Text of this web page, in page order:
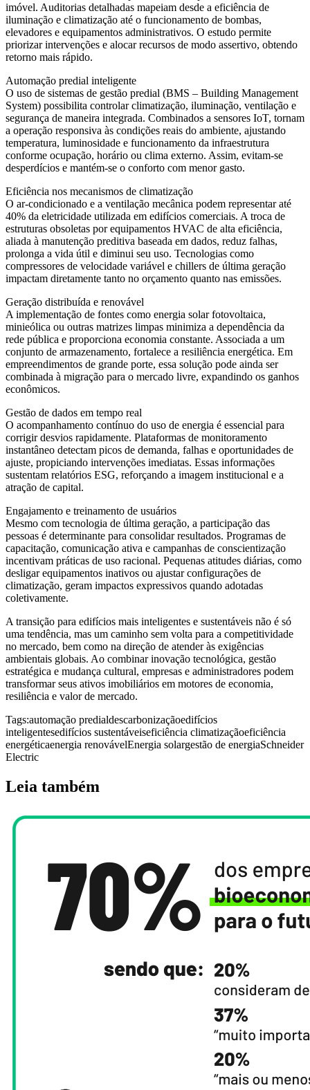
imóvel. Auditorias detalhadas mapeiam desde a eficiência de
iluminação e climatização até o funcionamento de bombas,
elevadores e equipamentos administrativos. O estudo permite
priorizar intervenções e alocar recursos de modo assertivo, obtendo
retorno mais rápido.
Automação predial inteligente
O uso de sistemas de gestão predial (BMS – Building Management
System) possibilita controlar climatização, iluminação, ventilação e
segurança de maneira integrada. Combinados a sensores IoT, tornam
a operação responsiva às condições reais do ambiente, ajustando
temperatura, luminosidade e funcionamento da infraestrutura
conforme ocupação, horário ou clima externo. Assim, evitam-se
desperdícios e mantém-se o conforto com menor gasto.
Eficiência nos mecanismos de climatização
O ar-condicionado e a ventilação mecânica podem representar até
40% da eletricidade utilizada em edifícios comerciais. A troca de
estruturas obsoletas por equipamentos HVAC de alta eficiência,
aliada à manutenção preditiva baseada em dados, reduz falhas,
prolonga a vida útil e diminui seu uso. Tecnologias como
compressores de velocidade variável e chillers de última geração
impactam diretamente tanto no orçamento quanto nas emissões.
Geração distribuída e renovável
A implementação de fontes como energia solar fotovoltaica,
minieólica ou outras matrizes limpas minimiza a dependência da
rede pública e proporciona economia constante. Associada a um
conjunto de armazenamento, fortalece a resiliência energética. Em
empreendimentos de grande porte, essa solução pode ainda ser
combinada à migração para o mercado livre, expandindo os ganhos
econômicos.
Gestão de dados em tempo real
O acompanhamento contínuo do uso de energia é essencial para
corrigir desvios rapidamente. Plataformas de monitoramento
instantâneo detectam picos de demanda, falhas e oportunidades de
ajuste, propiciando intervenções imediatas. Essas informações
sustentam relatórios ESG, reforçando a imagem institucional e a
atração de capital.
Engajamento e treinamento de usuários
Mesmo com tecnologia de última geração, a participação das
pessoas é determinante para consolidar resultados. Programas de
capacitação, comunicação ativa e campanhas de conscientização
incentivam práticas de uso racional. Pequenas atitudes diárias, como
desligar equipamentos inativos ou ajustar configurações de
climatização, geram impactos expressivos quando adotadas
coletivamente.
A transição para edifícios mais inteligentes e sustentáveis não é só
uma tendência, mas um caminho sem volta para a competitividade
no mercado, bem como na direção de atender às exigências
ambientais globais. Ao combinar inovação tecnológica, gestão
estratégica e mudança cultural, empresas e administradores podem
transformar seus ativos imobiliários em motores de economia,
resiliência e valor de mercado.
Tags:automação predialdescarbonizaçãoedifícios
inteligentesedifícios sustentáveiseficiência climatizaçãoeficiência
energéticaenergia renovávelEnergia solargestão de energiaSchneider
Electric
Leia também